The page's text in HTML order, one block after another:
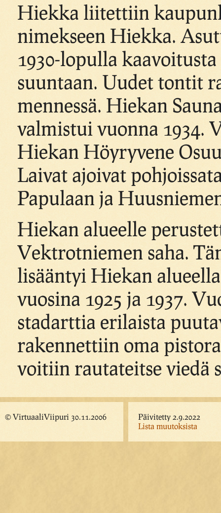
Hiekka liitettiin
nimekseen Hiekka.
1930-lopulla
suuntaan. Uudet tontit
mennessä. Hiekan
valmistui vuonna 1934.
Hiekan Höyryvene
Laivat ajoivat
Papulaan ja
Hiekan alueelle
Vektrotniemen saha.
lisääntyi Hiekan
vuosina 1925 ja 1937.
stadarttia erilaista
rakennettiin oma
voitiin rautateitse viedä
© VirtuaaliViipuri 30.11.2006
Päivitetty 2.9.2022
Lista muutoksista